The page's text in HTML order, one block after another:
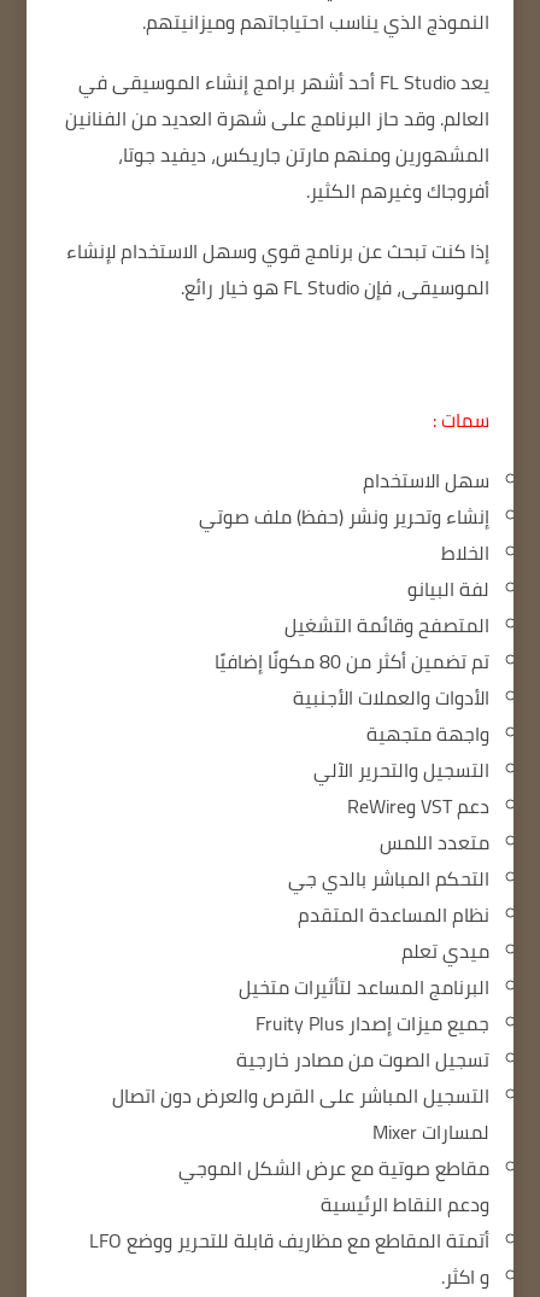
النموذج الذي يناسب احتياجاتهم وميزانيتهم.
يعد FL Studio أحد أشهر برامج إنشاء الموسيقى في
العالم. وقد حاز البرنامج على شهرة العديد من الفنانين
المشهورين ومنهم مارتن جاريكس، ديفيد جوتا،
أفروجاك وغيرهم الكثير.
إذا كنت تبحث عن برنامج قوي وسهل الاستخدام لإنشاء
الموسيقى، فإن FL Studio هو خيار رائع.
سمات :
سهل الاستخدام
إنشاء وتحرير ونشر (حفظ) ملف صوتي
الخلاط
لفة البيانو
المتصفح وقائمة التشغيل
تم تضمين أكثر من 80 مكونًا إضافيًا
الأدوات والعملات الأجنبية
واجهة متجهية
التسجيل والتحرير الآلي
دعم VST وReWire
متعدد اللمس
التحكم المباشر بالدي جي
نظام المساعدة المتقدم
ميدي تعلم
البرنامج المساعد لتأثيرات متخيل
جميع ميزات إصدار Fruity Plus
تسجيل الصوت من مصادر خارجية
التسجيل المباشر على القرصوالعرض دون اتصال
لمسارات Mixer
مقاطع صوتية مع عرض الشكل الموجي
ودعمالنقاط الرئيسية
أتمتة المقاطع مع مظاريف قابلة للتحرير ووضع LFO
و اكثر.